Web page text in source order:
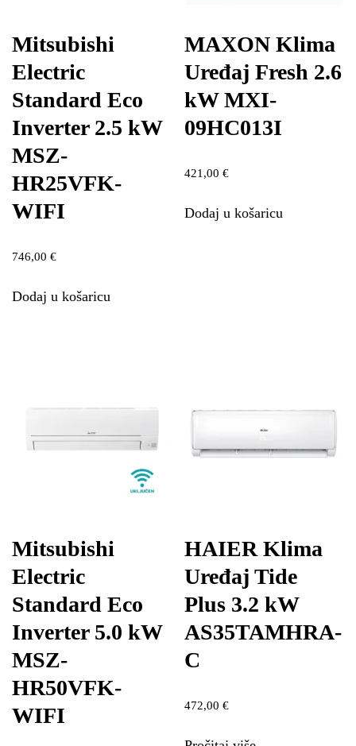
Mitsubishi
Electric
Standard Eco
Inverter 2.5 kW
MSZ-
HR25VFK-
WIFI
746,00 €
Dodaj u košaricu
MAXON Klima
Uređaj Fresh 2.6
kW MXI-
09HC013I
421,00€
Dodaj u košaricu
Mitsubishi
Electric
Standard Eco
Inverter 5.0 kW
MSZ-
HR50VFK-
WIFI
HAIER Klima
Uređaj Tide
Plus 3.2 kW
AS35TAMHRA-
C
472,00€